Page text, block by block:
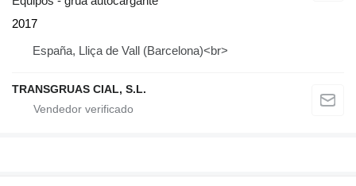
2017
España, Lliça de Vall (Barcelona)<br>
TRANSGRUAS CIAL, S.L.